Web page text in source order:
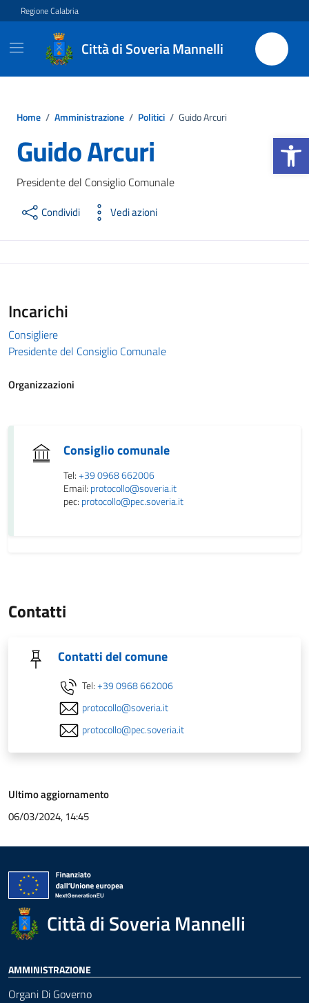
Apri la
Vai ai contenuti
Vai al footer
Regione Calabria
Città di Soveria Mannelli
Home / Amministrazione / Politici / Guido Arcuri
Guido Arcuri
Presidente del Consiglio Comunale
Condividi Vedi azioni
Incarichi
Consigliere
Presidente del Consiglio Comunale
Organizzazioni
Consiglio comunale
Tel:+39 0968 662006
Email: protocollo@soveria.it
pec: protocollo@pec.soveria.it
Contatti
Contatti del comune
Tel:+39 0968 662006
protocollo@soveria.it
protocollo@pec.soveria.it
Ultimo aggiornamento
06/03/2024, 14:45
Città di Soveria Mannelli
AMMINISTRAZIONE
Organi Di Governo